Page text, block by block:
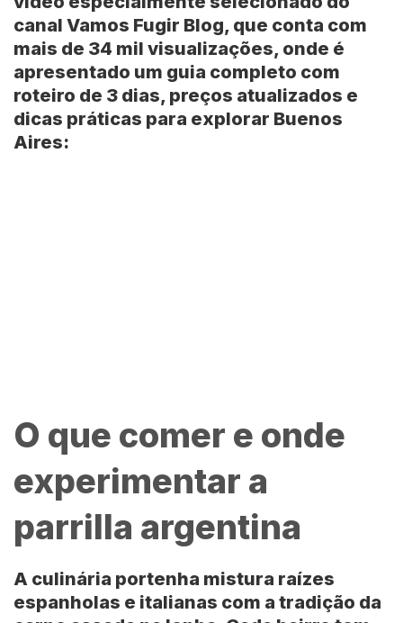
canal Vamos Fugir Blog, que conta com
mais de 34 mil visualizações, onde é
apresentado um guia completo com
roteiro de 3 dias, preços atualizados e
dicas práticas para explorar Buenos
Aires:
O que comer e onde
experimentar a
parrilla argentina
A culinária portenha mistura raízes
espanholas e italianas com a tradição da